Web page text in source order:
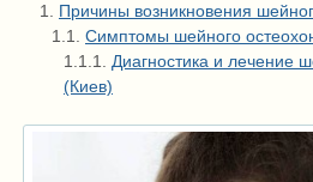
Причины возникновения
Симптомы шейного
Диагностика и лечение
(Киев)